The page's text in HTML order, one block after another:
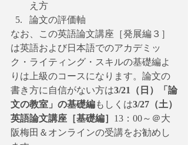
え方
論文の評価軸
なお、この英語論文講座［発展編３］
は英語および日本語でのアカデミッ
ク・ライティング・スキルの基礎編よ
りは上級のコースになります。論文の
書き方に自信がない方は3/21（日）「論
文の教室」の基礎編もしくは3/27（土）
英語論文講座［基礎編］ 13：00～＠大
阪梅田＆オンラインの受講をお勧めし